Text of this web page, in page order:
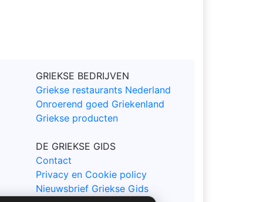
GRIEKSE BEDRIJVEN
Griekse restaurants Nederland
Onroerend goed Griekenland
Griekse producten
DE GRIEKSE GIDS
Contact
Privacy en Cookie policy
Nieuwsbrief Griekse Gids